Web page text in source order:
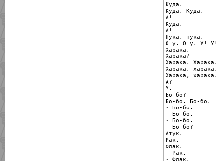
Куда.
Куда. Куда.
А!
Куда.
А!
Пука, пука.
О у. О у. У! У!
Харака.
Харака?
Харака. Харака.
Харака, харака.
Харака, харака.
А?
У.
Бо-бо?
Бо-бо. Бо-бо.
- Бо-бо.
- Бо-бо.
- Бо-бо.
- Бо-бо?
Атук.
Рак.
Флак.
- Рак.
- Флак.